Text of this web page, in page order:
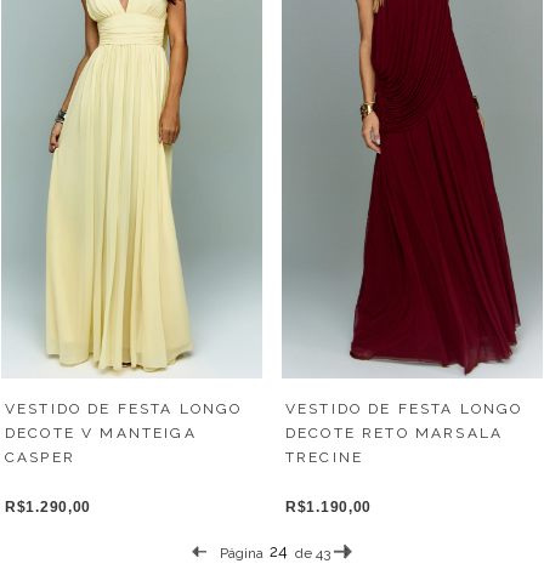
VESTIDO DE FESTA LONGO
DECOTE V MANTEIGA
CASPER
R$1.290,00
VESTIDO DE FESTA LONGO
DECOTE RETO MARSALA
TRECINE
R$1.190,00
Página de 43